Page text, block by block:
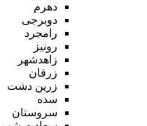
دهرم
دوبرجی
رامجرد
رونیز
زاهدشهر
زرقان
زرین دشت
سده
سروستان